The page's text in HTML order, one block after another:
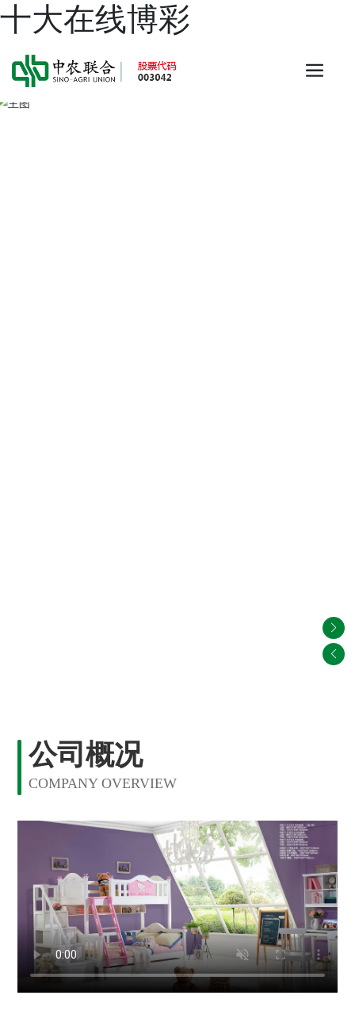
十大在线博彩
公司概况
COMPANY OVERVIEW